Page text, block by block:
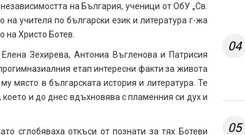
на България, ученици от ОбУ „Св.
учителя по български език и литература г-жа
на Христо Ботев.
Зехирева, Антониа Въгленова и Патрисия
етап интересни факти за живота
място в българската история и литература. Те
и до днес вдъхновява с пламенния си дух и
сглобяваха откъси от познати за тях Ботеви
04
05